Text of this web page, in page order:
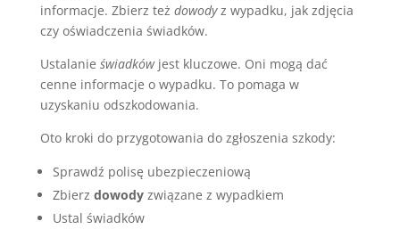
informacje. Zbierz też dowodyz wypadku, jak zdjęcia
czy oświadczenia świadków.
Ustalanie świadkówjest kluczowe. Oni mogą dać
cenne informacje o wypadku. To pomaga w
uzyskaniu odszkodowania.
Oto kroki do przygotowania do zgłoszenia szkody:
Sprawdź polisę ubezpieczeniową
Zbierz dowodyzwiązane z wypadkiem
Ustal świadków